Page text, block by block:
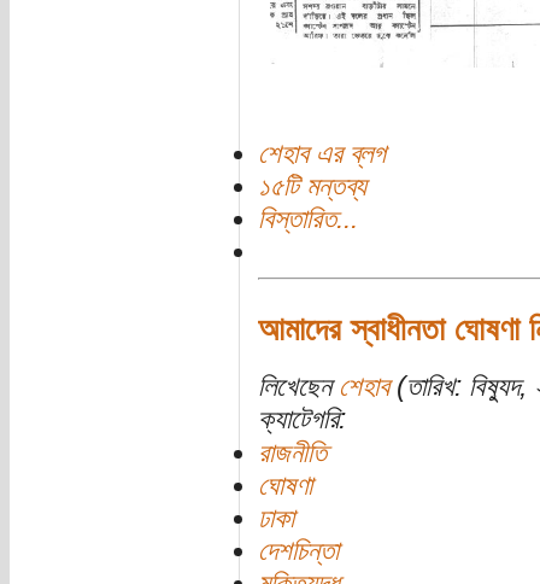
শেহাব এর ব্লগ
১৫টি মন্তব্য
বিস্তারিত...
আমাদের স্বাধীনতা ঘোষণা
লিখেছেন শেহাব(তারিখ:
ক্যাটেগরি:
রাজনীতি
ঘোষণা
ঢাকা
দেশচিন্তা